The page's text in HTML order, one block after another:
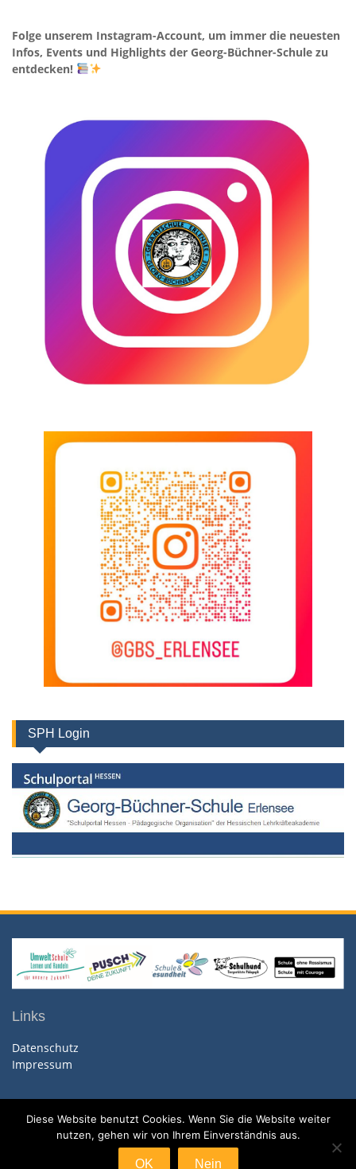
Folge unserem Instagram-Account, um immer die neuesten
Infos, Events und Highlights der Georg-Büchner-Schule zu
entdecken!
SPH Login
Links
Datenschutz
Impressum
Copyright. All rights reserved.
Proudly powered by WordPress
|Education Hub by
Diese Website benutzt Cookies. Wenn Sie die Website weiter
nutzen, gehen wir von Ihrem Einverständnis aus.
OK Nein